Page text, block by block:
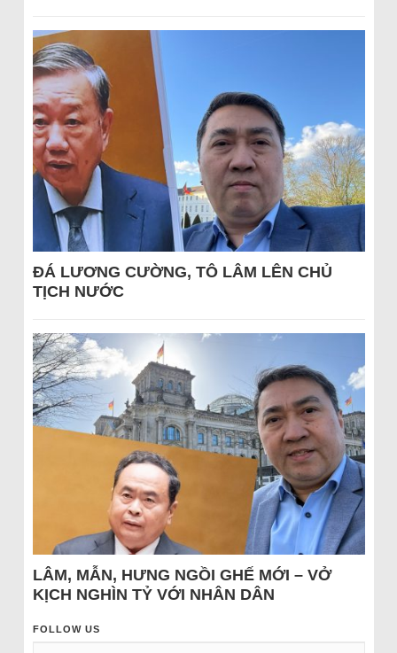
ĐÁ LƯƠNG CƯỜNG, TÔ LÂM LÊN CHỦ
TỊCH NƯỚC
LÂM, MẪN, HƯNG NGỒI GHẾ MỚI – VỞ
KỊCH NGHÌN TỶ VỚI NHÂN DÂN
FOLLOW US